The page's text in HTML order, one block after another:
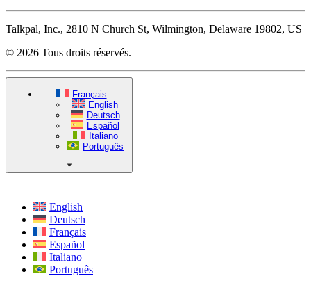
Talkpal, Inc., 2810 N Church St, Wilmington, Delaware 19802, US
© 2026 Tous droits réservés.
Français
English
Deutsch
Español
Italiano
Português
English
Deutsch
Français
Español
Italiano
Português